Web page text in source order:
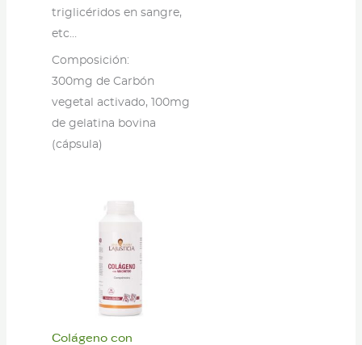
triglicéridos en sangre,
etc…
Composición:
300mg de Carbón
vegetal activado, 100mg
de gelatina bovina
(cápsula)
Colágeno con